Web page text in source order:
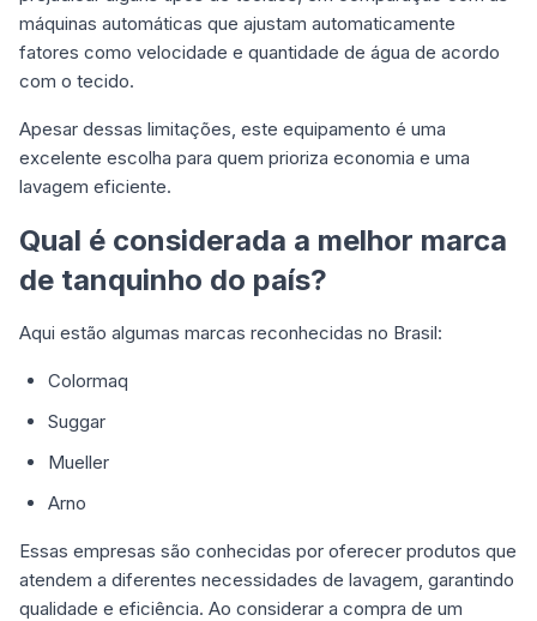
máquinas automáticas que ajustam automaticamente
fatores como velocidade e quantidade de água de acordo
com o tecido.
Apesar dessas limitações, este equipamento é uma
excelente escolha para quem prioriza economia e uma
lavagem eficiente.
Qual é considerada a melhor marca
de tanquinho do país?
Aqui estão algumas marcas reconhecidas no Brasil:
Colormaq
Suggar
Mueller
Arno
Essas empresas são conhecidas por oferecer produtos que
atendem a diferentes necessidades de lavagem, garantindo
qualidade e eficiência. Ao considerar a compra de um